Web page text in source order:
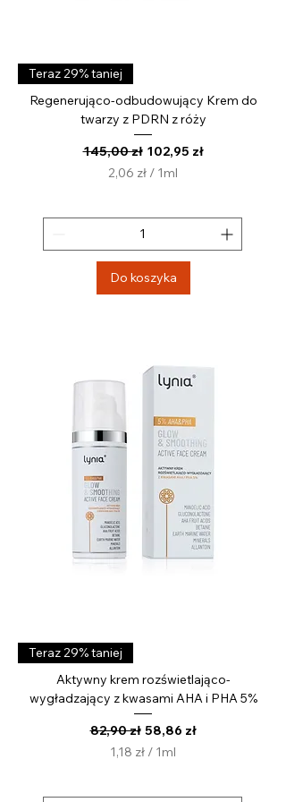
Teraz 29% taniej
Regenerująco-odbudowujący Krem do
twarzy z PDRN z róży
Regularna cena
145,00 zł Cena rabatowa
102,95 zł
2,06 zł / 1ml
0
6
z
ł
i
Do koszyka
Teraz 29% taniej
Aktywny krem rozświetlająco-
wygładzający z kwasami AHA i PHA 5%
Regularna cena
82,90 zł Cena rabatowa
58,86 zł
1,18 zł / 1ml